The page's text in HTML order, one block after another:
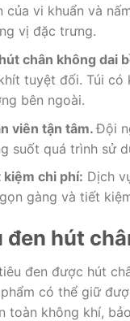
của vi khuẩn và
vị đặc trưng.
chân không dai
tuyệt đối. Túi có
bên ngoài.
viên tận tâm.Đội
suốt quá trình sử
kiệm chi phí: Dịch
gàng và tiết
đen hút
đen được hút
có thể giữ
toàn không khí,